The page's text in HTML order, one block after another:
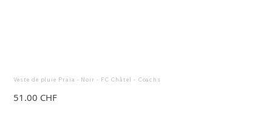
Veste de pluie Praia - Noir - FC Châtel - Coachs
51.00 CHF